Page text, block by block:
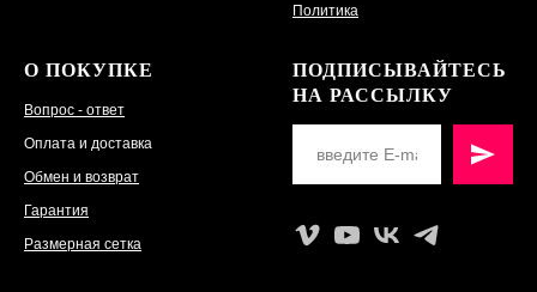
Политика
О ПОКУПКЕ
Вопрос - ответ
Оплата и доставка
Обмен и возврат
Гарантия
Размерная сетка
ПОДПИСЫВАЙТЕСЬ
НА РАССЫЛКУ